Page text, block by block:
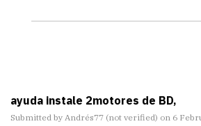
ayuda instale 2motores de BD,
Submitted by Andrés77 (not verified) on 6